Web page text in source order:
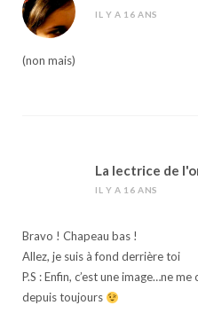
IL Y A 16 ANS
(non mais)
La lectrice de
IL Y A 16 ANS
Bravo ! Chapeau bas !
Allez, je suis à fond derrière toi
P.S : Enfin, c’est une image…ne
depuis toujours